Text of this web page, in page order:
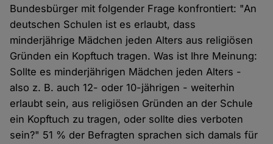
Bundesbürger mit folgender Frage konfrontiert: "An
deutschen Schulen ist es erlaubt, dass
minderjährige Mädchen jeden Alters aus religiösen
Gründen ein Kopftuch tragen. Was ist Ihre Meinung:
Sollte es minderjährigen Mädchen jeden Alters -
also z. B. auch 12- oder 10-jährigen - weiterhin
erlaubt sein, aus religiösen Gründen an der Schule
ein Kopftuch zu tragen, oder sollte dies verboten
sein?" 51 % der Befragten sprachen sich damals für